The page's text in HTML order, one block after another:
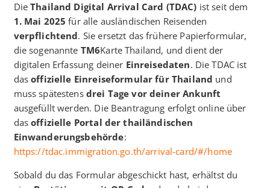
DieThailand Digital Arrival Card (TDAC) ist seit dem
1. Mai 2025 für alle ausländischen Reisenden
verpflichtend. Sie ersetzt das frühere Papierformular,
die sogenannte TM6Karte Thailand, und dient der
digitalen Erfassung deiner Einreisedaten. Die TDAC ist
dasoffizielle Einreiseformular für Thailand und
muss spätestens drei Tage vor deiner Ankunft
ausgefüllt werden. Die Beantragung erfolgt online über
dasoffizielle Portal der thailändischen
Einwanderungsbehörde:
https://tdac.immigration.go.th/arrival-card/#/home
Sobald du das Formular abgeschickt hast, erhältst du